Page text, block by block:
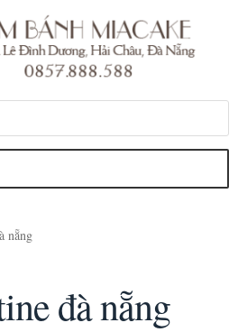
nẵng
đà nẵng